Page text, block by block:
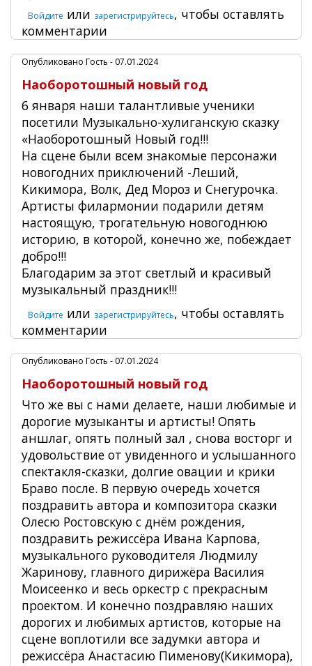
Войдите или зарегистрируйтесь, чтобы оставлять
комментарии
Опубликовано Гость - 07.01.2024
Наоборотошный новый год
6 января наши талантливые ученики
посетили Музыкально-хулиганскую сказку
«Наоборотошный Новый год!!!
На сцене были всем знакомые персонажи
новогодних приключений -Леший,
Кикимора, Волк, Дед Мороз и Снегурочка.
Артисты филармонии подарили детям
настоящую, трогательную новогоднюю
историю, в которой, конечно же, побеждает
добро!!!
Благодарим за этот светлый и красивый
музыкальный праздник!!!
Войдите или зарегистрируйтесь, чтобы оставлять
комментарии
Опубликовано Гость - 07.01.2024
Наоборотошный новый год
Что же вы с нами делаете, наши любимые и
дорогие музыканты и артисты! Опять
аншлаг, опять полный зал , снова восторг и
удовольствие от увиденного и услышанного
спектакля-сказки, долгие овации и крики
Браво после. В первую очередь хочется
поздравить автора и композитора сказки
Олесю Ростовскую с днём рождения,
поздравить режиссёра Ивана Карпова,
музыкального руководителя Людмилу
Жаринову, главного дирижёра Василия
Моисеенко и весь оркестр с прекрасным
проектом. И конечно поздравляю наших
дорогих и любимых артистов, которые на
сцене воплотили все задумки автора и
режиссёра Анастасию Пименову(Кикимора),